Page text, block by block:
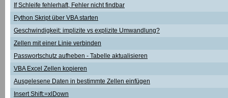
If Schleife fehlerhaft, Fehler nicht findbar
Python Skript über VBA starten
Geschwindigkeit: implizite vs explizite Umwandlung?
Zellen mit einer Linie verbinden
Passwortschutz aufheben - Tabelle aktualisieren
VBA Excel Zellen kopieren
Ausgelesene Daten in bestimmte Zellen einfügen
Insert Shift:=xlDown